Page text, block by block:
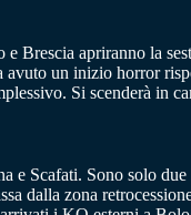
Brescia apriranno la
avuto un inizio horror
Si scenderà in
Scafati. Sono solo
dalla zona